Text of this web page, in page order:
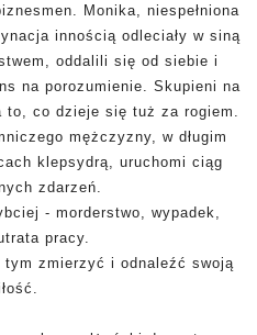
Monika, niespełniona
innością odleciały w siną
oddalili się od siebie i
na porozumienie. Skupieni na
co dzieje się tuż za rogiem.
mężczyzny, w długim
klepsydrą, uruchomi ciąg
zdarzeń.
- morderstwo, wypadek,
pracy.
zmierzyć i odnaleźć swoją